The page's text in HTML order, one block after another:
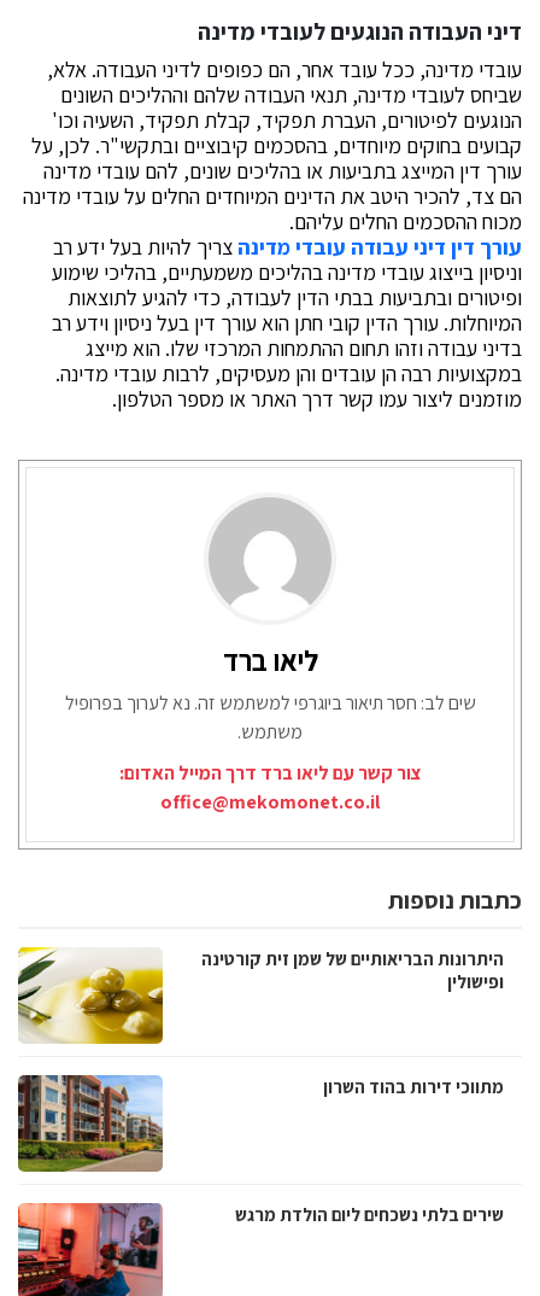
דיני העבודה הנוגעים לעובדי מדינה
עובדי מדינה, ככל עובד אחר, הם כפופים לדיני העבודה. אלא,
שביחס לעובדי מדינה, תנאי העבודה שלהם וההליכים השונים
הנוגעים לפיטורים, העברת תפקיד, קבלת תפקיד, השעיה וכו'
קבועים בחוקים מיוחדים, בהסכמים קיבוציים ובתקשי"ר. לכן, על
עורך דין המייצג בתביעות או בהליכים שונים, להם עובדי מדינה
הם צד, להכיר היטב את הדינים המיוחדים החלים על עובדי מדינה
מכוח ההסכמים החלים עליהם.
עורך דין דיני עבודה עובדי מדינה צריך להיות בעל ידע רב
וניסיון בייצוג עובדי מדינה בהליכים משמעתיים, בהליכי שימוע
ופיטורים ובתביעות בבתי הדין לעבודה, כדי להגיע לתוצאות
המיוחלות. עורך הדין קובי חתן הוא עורך דין בעל ניסיון וידע רב
בדיני עבודה וזהו תחום ההתמחות המרכזי שלו. הוא מייצג
במקצועיות רבה הן עובדים והן מעסיקים, לרבות עובדי מדינה.
מוזמנים ליצור עמו קשר דרך האתר או מספר הטלפון.
ליאו ברד
שים לב: חסר תיאור ביוגרפי למשתמש זה. נא לערוך בפרופיל
משתמש.
צור קשר עם ליאו ברד דרך המייל האדום:
office@mekomonet.co.il
כתבות נוספות
היתרונות הבריאותיים של שמן זית קורטינה
ופישולין
מתווכי דירות בהוד השרון
שירים בלתי נשכחים ליום הולדת מרגש